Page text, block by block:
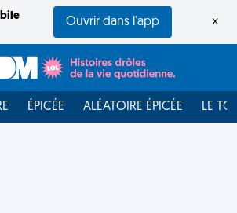
Ouvrir dans l'app ×
ÉPICÉE ALÉATOIRE ÉPICÉE LE